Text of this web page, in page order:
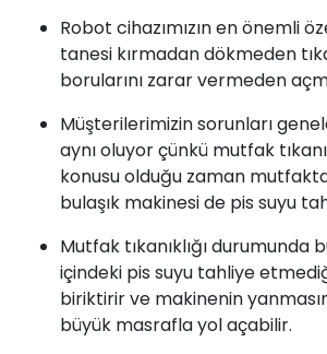
Robot cihazımızın en önemli
tanesi kırmadan dökmeden
borularını zarar vermeden
Müşterilerimizin sorunları
aynı oluyor çünkü mutfak
konusu olduğu zaman
bulaşık makinesi de pis suyu
Mutfak tıkanıklığı durumunda
içindeki pis suyu tahliye
biriktirir ve makinenin
büyük masrafla yol açabilir.